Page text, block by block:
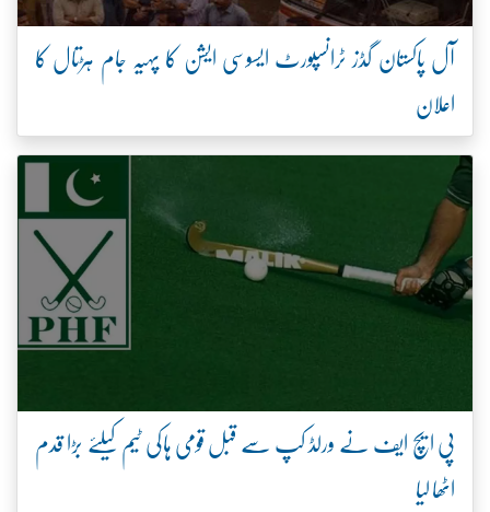
آل پاکستان گڈز ٹرانسپورٹ ایسوسی ایشن کا پہیہ جام ہڑتال کا
اعلان
پی ایچ ایف نے ورلڈ کپ سے قبل قومی ہاکی ٹیم کیلئے بڑا قدم
اٹھا لیا